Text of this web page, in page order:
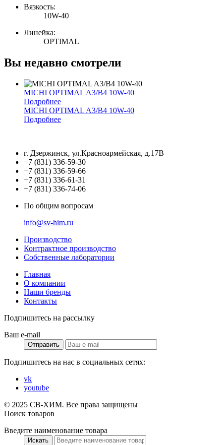
Вязкость:
10W-40
Линейка:
OPTIMAL
Вы недавно смотрели
MICHI OPTIMAL A3/B4 10W-40
Подробнее
MICHI OPTIMAL A3/B4 10W-40
Подробнее
г. Дзержинск, ул.Красноармейская, д.17В
+7 (831) 336-59-30
+7 (831) 336-59-66
+7 (831) 336-61-31
+7 (831) 336-74-06
По общим вопросам
info@sv-him.ru
Производство
Контрактное производство
Собственные лаборатории
Главная
О компании
Наши бренды
Контакты
Подпишитесь на рассылку
Ваш e-mail
Отправить
Подпишитесь на нас в социальных сетях:
vk
youtube
© 2025 СВ-ХИМ. Все права защищены
Поиск товаров
Введите наименование товара
Искать